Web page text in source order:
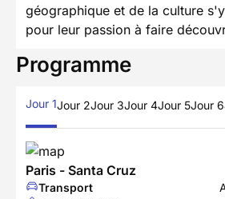
géographique et de la culture
pour leur passion à faire
Programme
Jour 1Jour 2Jour 3Jour 4Jour 5Jour 6
Paris - Santa Cruz
Transport